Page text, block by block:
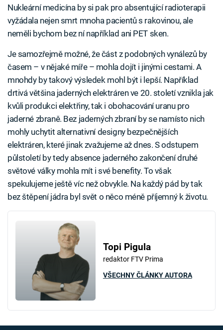
Nukleární medicína by si pak pro absentující radioterapii
vyžádala nejen smrt mnoha pacientů s rakovinou, ale
neměli bychom bez ní například ani PET sken.
Je samozřejmě možné, že část z podobných vynálezů by
časem – v nějaké míře – mohla dojít i jinými cestami. A
mnohdy by takový výsledek mohl být i lepší. Například
drtivá většina jaderných elektráren ve 20. století vznikla jak
kvůli produkci elektřiny, tak i obohacování uranu pro
jaderné zbraně. Bez jaderných zbraní by se namísto nich
mohly uchytit alternativní designy bezpečnějších
elektráren, které jinak zvažujeme až dnes. S odstupem
půlstoletí by tedy absence jaderného zakončení druhé
světové války mohla mít i své benefity. To však
spekulujeme ještě víc než obvykle. Na každý pád by tak
bez štěpení jádra byl svět o něco méně příjemný k životu.
Topi Pigula
redaktor FTV Prima
VŠECHNY ČLÁNKY AUTORA